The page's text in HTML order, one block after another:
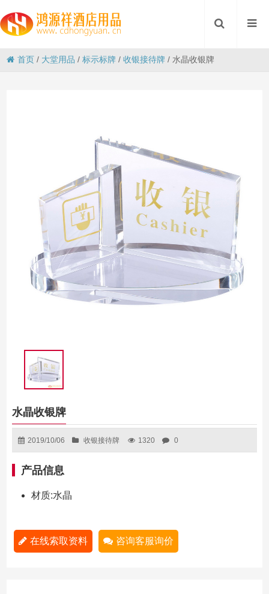
首页 / 大堂用品 /标示标牌 /收银接待牌 / 水晶收银牌
水晶收银牌
2019/10/06 收银接待牌 1320 0
产品信息
材质:水晶
在线索取资料 咨询客服询价